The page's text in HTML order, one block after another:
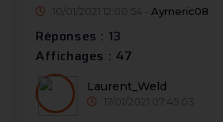
10/01/2021 12:00:54 - Aymeric08
Réponses : 13
Affichages : 47
Laurent_Weld
17/01/2021 07:45:03